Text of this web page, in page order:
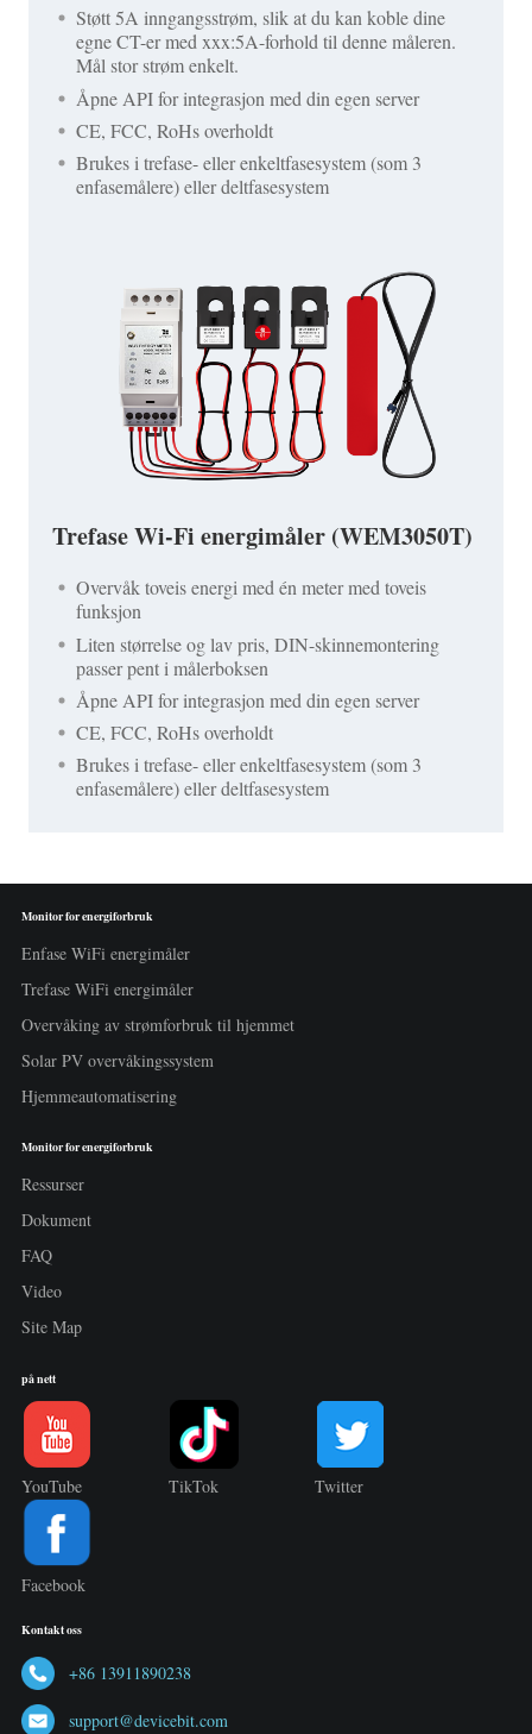
Støtt 5A inngangsstrøm, slik at du kan koble dine
egne CT-er med xxx:5A-forhold til denne måleren.
Mål stor strøm enkelt.
Åpne API for integrasjon med din egen server
CE, FCC, RoHs overholdt
Brukes i trefase- eller enkeltfasesystem (som 3
enfasemålere) eller deltfasesystem
Trefase Wi-Fi energimåler (WEM3050T)
Overvåk toveis energi med én meter med toveis
funksjon
Liten størrelse og lav pris, DIN-skinnemontering
passer pent i målerboksen
Åpne API for integrasjon med din egen server
CE, FCC, RoHs overholdt
Brukes i trefase- eller enkeltfasesystem (som 3
enfasemålere) eller deltfasesystem
Monitor for energiforbruk
Enfase WiFi energimåler
Trefase WiFi energimåler
Overvåking av strømforbruk til hjemmet
Solar PV overvåkingssystem
Hjemmeautomatisering
Monitor for energiforbruk
Ressurser
Dokument
FAQ
Video
Site Map
på nett
YouTube TikTok Twitter
Facebook
Kontakt oss
+86 13911890238
support@devicebit.com